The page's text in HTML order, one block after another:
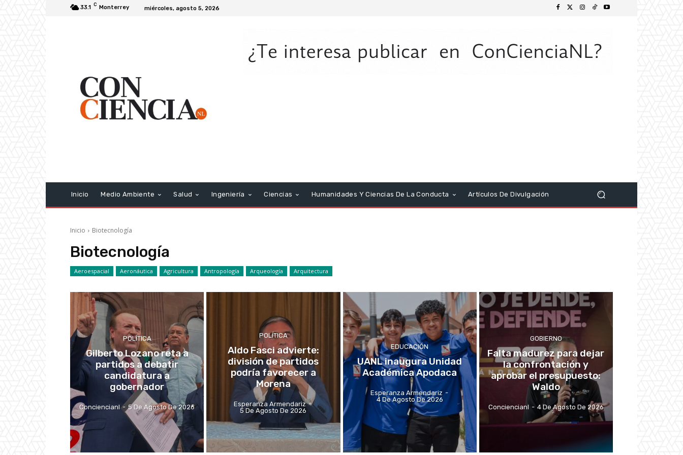
33.1 C Monterrey miércoles, agosto 5, 2026
Inicio Medio Ambiente Salud Ingeniería Ciencias Humanidades Y Ciencias De La Conducta Artículos De Divulgación
Inicio Biotecnología
Biotecnología
Aeroespacial Aeronáutica Agricultura Antropología Arqueología Arquitectura
POLÍTICA
Gilberto Lozano reta a
partidos a debatir
candidatura a
gobernador
Conciencianl - 5 De Agosto De 2026
POLÍTICA
Aldo Fasci advierte:
división de partidos
podría favorecer a
Morena
Esperanza Armendariz -
5 De Agosto De 2026
EDUCACIÓN
UANL inaugura Unidad
Académica Apodaca
Esperanza Armendariz -
4 De Agosto De 2026
GOBIERNO
Falta madurez para dejar
la confrontación y
aprobar el presupuesto:
Waldo
Conciencianl - 4 De Agosto De 2026